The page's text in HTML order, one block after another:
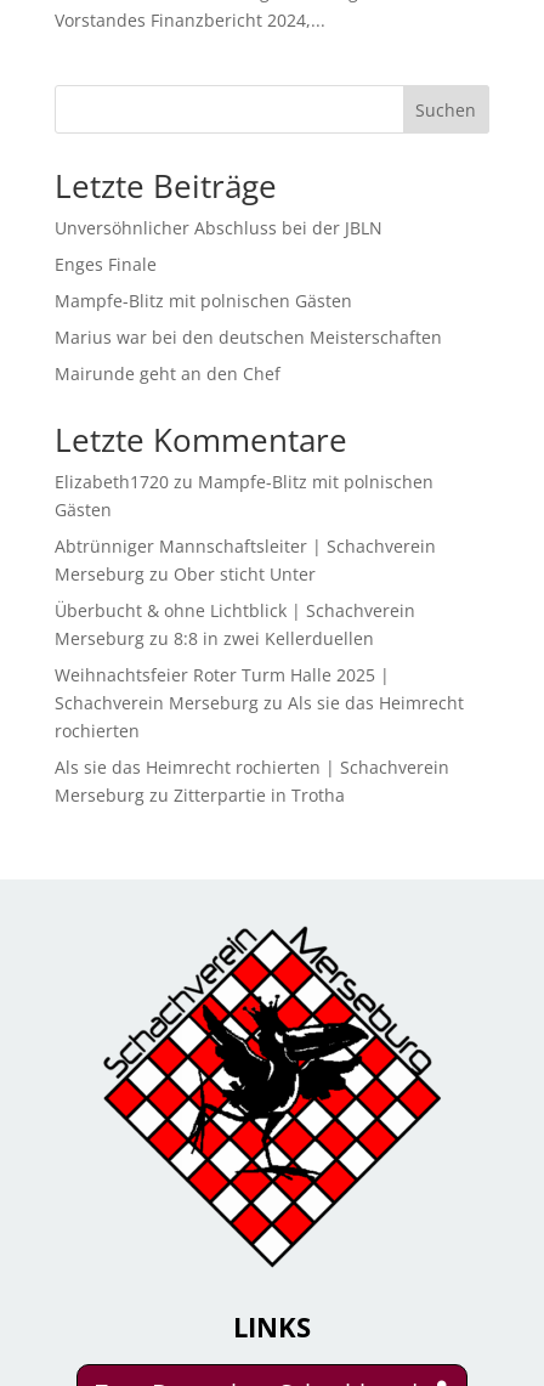
Vorstandes Finanzbericht 2024,...
Suchen
Letzte Beiträge
Unversöhnlicher Abschluss bei der JBLN
Enges Finale
Mampfe-Blitz mit polnischen Gästen
Marius war bei den deutschen Meisterschaften
Mairunde geht an den Chef
Letzte Kommentare
Elizabeth1720zu Mampfe-Blitz mit polnischen
Gästen
Abtrünniger Mannschaftsleiter | Schachverein
Merseburgzu Ober sticht Unter
Überbucht & ohne Lichtblick | Schachverein
Merseburgzu 8:8 in zwei Kellerduellen
Weihnachtsfeier Roter Turm Halle 2025 |
Schachverein Merseburgzu Als sie das Heimrecht
rochierten
Als sie das Heimrecht rochierten | Schachverein
Merseburgzu Zitterpartie in Trotha
LINKS